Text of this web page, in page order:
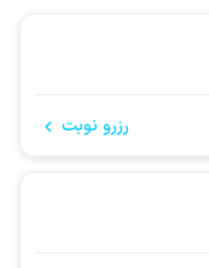
رزرو نوبت